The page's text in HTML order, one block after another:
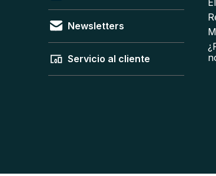
Newsletters
Servicio al cliente